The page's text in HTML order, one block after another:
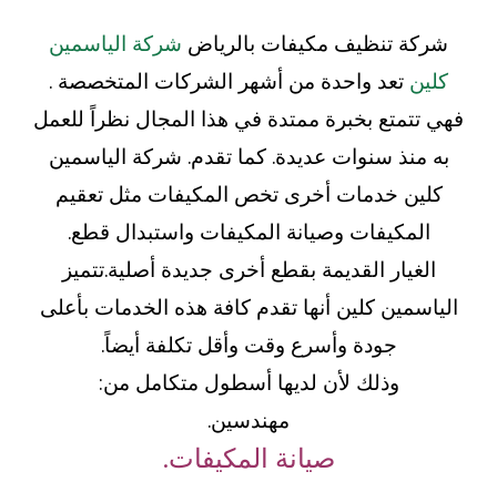
شركة تنظيف مكيفات بالرياض شركة الياسمين
كلين تعد واحدة من أشهر الشركات المتخصصة .
فهي تتمتع بخبرة ممتدة في هذا المجال نظراً للعمل
به منذ سنوات عديدة. كما تقدم. شركة الياسمين
كلين خدمات أخرى تخص المكيفات مثل تعقيم
المكيفات وصيانة المكيفات واستبدال قطع.
الغيار القديمة بقطع أخرى جديدة أصلية.تتميز
الياسمين كلين أنها تقدم كافة هذه الخدمات بأعلى
جودة وأسرع وقت وأقل تكلفة أيضاً.
وذلك لأن لديها أسطول متكامل من:
مهندسين.
صيانة المكيفات.